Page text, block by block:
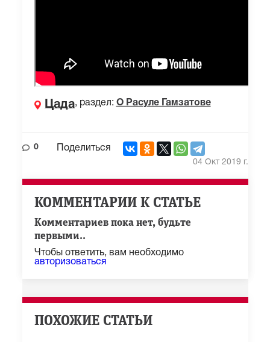
Цада, раздел: О Расуле Гамзатове
0 Поделиться
04 Окт 2019 г.
КОММЕНТАРИИ К СТАТЬЕ
Комментариев пока нет, будьте
первыми..
Чтобы ответить, вам необходимо
авторизоваться
ПОХОЖИЕ СТАТЬИ